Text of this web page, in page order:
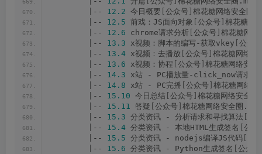
        |--
12.2 今日概要 公众号 棉花糖网络安全圈
        |--
12.5 前戏：JS面向对象 公众号 棉花糖网
        |--
12.6 chrome请求分析 公众号 棉花糖网
        |--
13.3 x视频：脚本的编写-获取vkey 公众号
        |--
13.4 x视频：去播放 公众号 棉花糖网络安
        |--
13.6 x视频：协程 公众号 棉花糖网络安全
        |--
14.3 x站 - PC播放量-click_now请求
        |--
14.8 x站 - PC完播 公众号 棉花糖网络
        |--
15.10 今日总结 公众号 棉花糖网络安全圈
        |--
15.11 答疑 公众号 棉花糖网络安全圈.mp4
        |--
15.3 分类资讯 - 分析请求和寻找算法
        |--
15.4 分类资讯 - 本地HTML生成签名
公众
        |--
15.5 分类资讯 - nodejs编译JS代码
        |--
15.6 分类资讯 - Python生成签名 公众号